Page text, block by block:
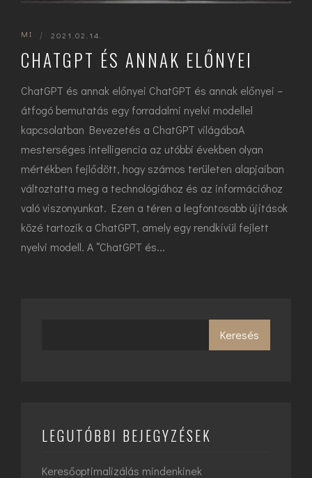
MI | 2021.02.14.
CHATGPT ÉS ANNAK ELŐNYEI
ChatGPT és annak előnyei ChatGPT és annak előnyei –
átfogó bemutatás egy forradalmi nyelvi modellel
kapcsolatban Bevezetés a ChatGPT világábaA
mesterséges intelligencia az utóbbi években olyan
mértékben fejlődött, hogy számos területen alapjaiban
változtatta meg a technológiához és az információhoz
való viszonyunkat. Ezen a téren a legfontosabb újítások
közé tartozik a ChatGPT, amely egy rendkívül fejlett
nyelvi modell. A “ChatGPT és...
Keresés
LEGUTÓBBI BEJEGYZÉSEK
Keresőoptimalizálás mindenkinek